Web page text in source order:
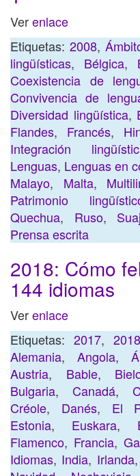
Verenlace
Etiquetas: 2008,
lingüísticas, Bélgica,
Coexistencia de
Convivencia de
Diversidad lingüística,
Flandes, Francés,
Integración
Lenguas, Lenguas en
Malayo, Malta,
Patrimonio
Quechua, Ruso,
Prensa escrita
2018: Cómo
144 idiomas
Verenlace
Etiquetas:2017,2018
Alemania, Angola,
Austria, Bable,
Bulgaria, Canadá,
Créole, Danés, El
Estonia, Euskara,
Flamenco, Francia,
Idiomas, India, Irlanda,